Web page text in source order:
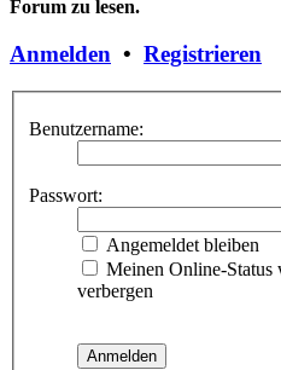
Forum zu lesen.
Anmelden • Registrieren
Benutzername:
Passwort:
Angemeldet bleiben
Meinen Online-Status
verbergen